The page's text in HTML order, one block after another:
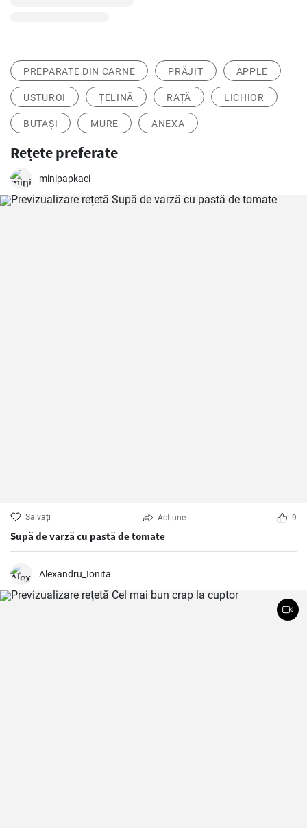
PREPARATE DIN CARNE PRĂJIT APPLE
USTUROI ȚELINĂ RAȚĂ LICHIOR
BUTAȘI MURE ANEXA
Rețete preferate
minipapkaci
Salvați Acțiune 9
Supă de varză cu pastă de tomate
Alexandru_Ionita